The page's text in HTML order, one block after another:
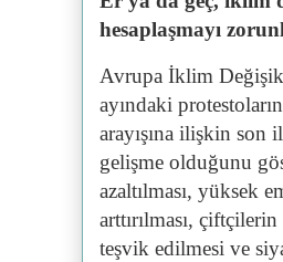
hesaplaşmayı
Avrupa İklim
ayındaki
arayışına ilişkin son
gelişme olduğunu
azaltılması, yüksek
arttırılması,
teşvik edilmesi ve